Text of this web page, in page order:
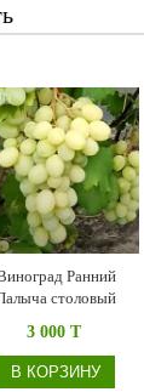
Ранний
столовый
3 000 T
В КОРЗИНУ